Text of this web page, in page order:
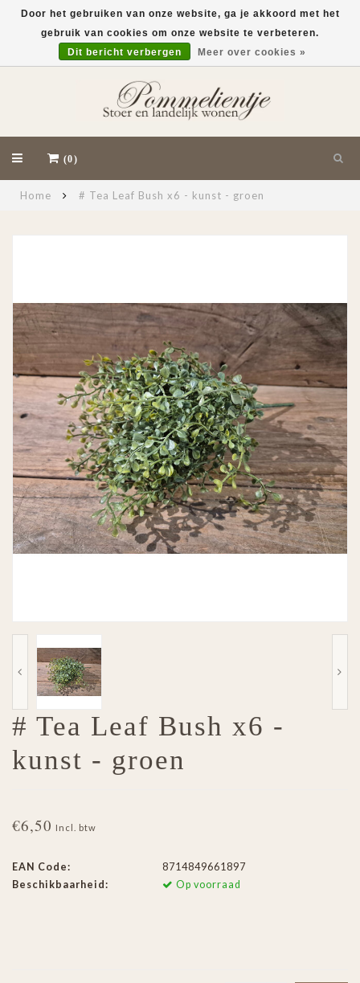
(0)
Home # Tea Leaf Bush x6 - kunst - groen
# Tea Leaf Bush x6 -
kunst - groen
€6,50 Incl. btw
EAN Code:
8714849661897
Beschikbaarheid:
Op voorraad
Door het gebruiken van onze website, ga je akkoord met het
gebruik van cookies om onze website te verbeteren.
Dit bericht verbergen
Meer over cookies »